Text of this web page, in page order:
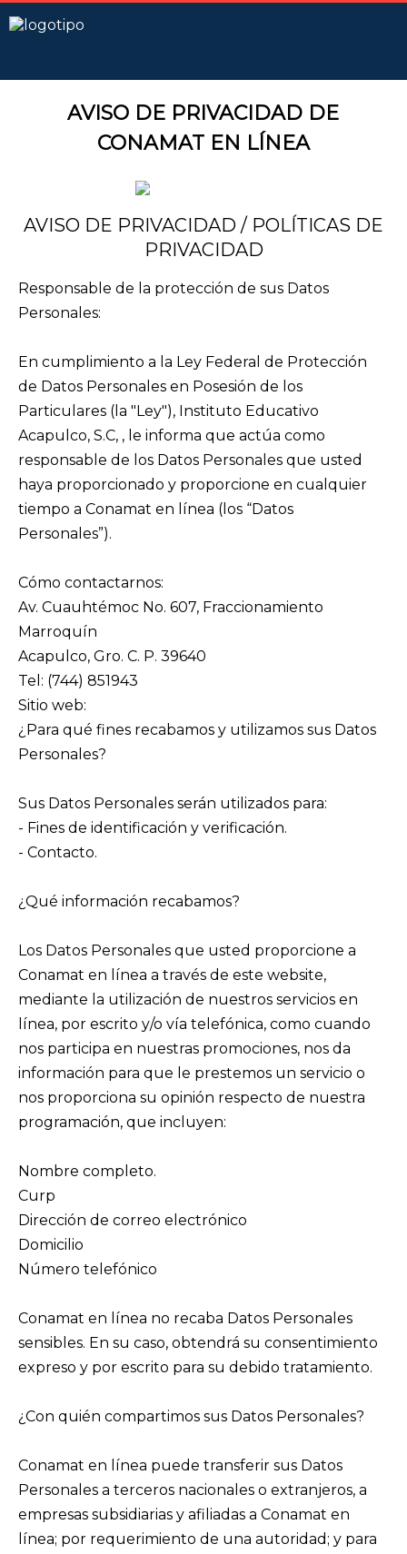
AVISO DE PRIVACIDAD DE
CONAMAT EN LÍNEA
AVISO DE PRIVACIDAD / POLÍTICAS DE
PRIVACIDAD
Responsable de la protección de sus Datos
Personales:
En cumplimiento a la Ley Federal de Protección
de Datos Personales en Posesión de los
Particulares (la "Ley"), Instituto Educativo
Acapulco, S.C, , le informa que actúa como
responsable de los Datos Personales que usted
haya proporcionado y proporcione en cualquier
tiempo a Conamat en línea (los “Datos
Personales”).
Cómo contactarnos:
Av. Cuauhtémoc No. 607, Fraccionamiento
Marroquín
Acapulco, Gro. C. P. 39640
Tel: (744) 851943
Sitio web:
¿Para qué fines recabamos y utilizamos sus Datos
Personales?
Sus Datos Personales serán utilizados para:
- Fines de identificación y verificación.
- Contacto.
¿Qué información recabamos?
Los Datos Personales que usted proporcione a
Conamat en línea a través de este website,
mediante la utilización de nuestros servicios en
línea, por escrito y/o vía telefónica, como cuando
nos participa en nuestras promociones, nos da
información para que le prestemos un servicio o
nos proporciona su opinión respecto de nuestra
programación, que incluyen:
Nombre completo.
Curp
Dirección de correo electrónico
Domicilio
Número telefónico
Conamat en línea no recaba Datos Personales
sensibles. En su caso, obtendrá su consentimiento
expreso y por escrito para su debido tratamiento.
¿Con quién compartimos sus Datos Personales?
Conamat en línea puede transferir sus Datos
Personales a terceros nacionales o extranjeros, a
empresas subsidiarias y afiliadas a Conamat en
línea; por requerimiento de una autoridad; y para